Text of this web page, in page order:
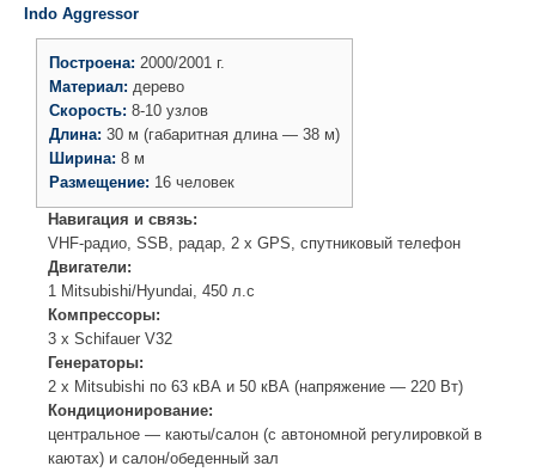
Indo Aggressor
Построена: 2000/2001 г.
Материал: дерево
Скорость: 8-10 узлов
Длина: 30 м (габаритная длина — 38 м)
Ширина: 8 м
Размещение: 16 человек
Навигация и связь:
VHF-радио, SSB, радар, 2 x GPS, спутниковый телефон
Двигатели:
1 Mitsubishi/Hyundai, 450 л.с
Компрессоры:
3 x Schifauer V32
Генераторы:
2 x Mitsubishi по 63 кВА и 50 кВА (напряжение — 220 Вт)
Кондиционирование:
центральное — каюты/салон (с автономной регулировкой в
каютах) и салон/обеденный зал